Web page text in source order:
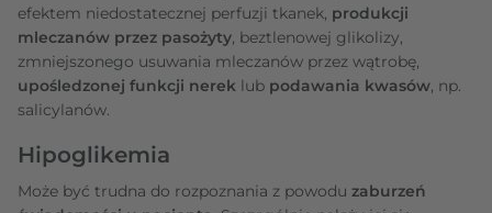
efektem niedostatecznej perfuzji tkanek, produkcji
mleczanów przez pasożyty, beztlenowej glikolizy,
zmniejszonego usuwania mleczanów przez wątrobę,
upośledzonej funkcji nerek lub podawania kwasów, np.
salicylanów.
Hipoglikemia
Może być trudna do rozpoznania z powodu zaburzeń